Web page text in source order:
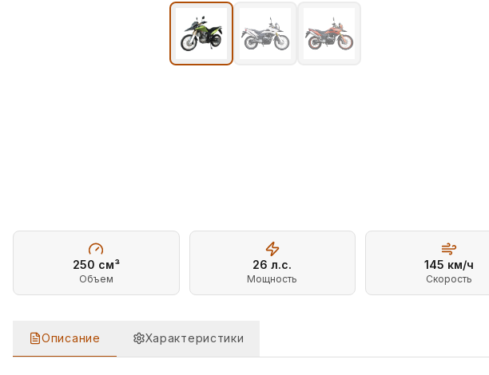
250 см³
Объем
26 л.с.
Мощность
145 км/ч
Скорость
Описание Характеристики